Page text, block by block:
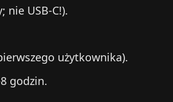
USB‑C!).
użytkownika).
godzin.